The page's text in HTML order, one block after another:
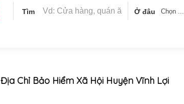
Tìm Ở đâu Chọn ...
Địa Chỉ Bảo Hiểm Xã Hội Huyện Vĩnh Lợi